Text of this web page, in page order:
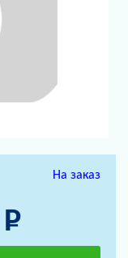
На заказ